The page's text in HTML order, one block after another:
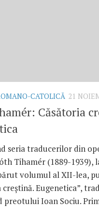
CATOLICĂ 21
Căsătoria
seria traducerilor din
Tihamér (1889-1939),
volumul al XII-lea,
creştină. Eugenetica”,
preotului Ioan Sociu.